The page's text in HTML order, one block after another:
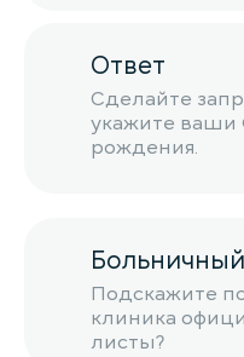
Ответ
Сделайте
укажите
рождения.
Больничный
Подскажите
клиника
листы?